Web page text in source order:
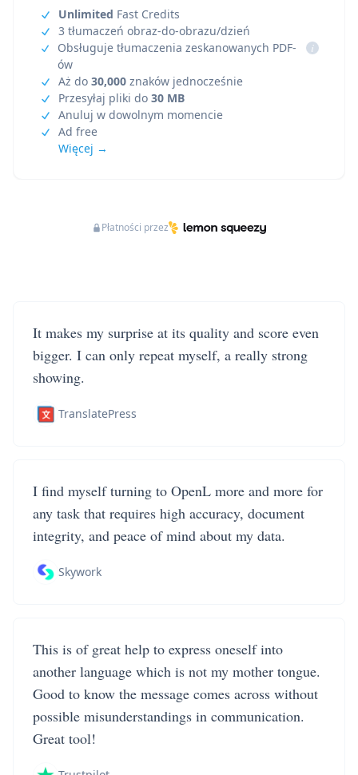
Unlimited Fast Credits
3 tłumaczeń obraz-do-obrazu/dzień
Obsługuje tłumaczenia zeskanowanych PDF-
ów
i
Aż do 30,000 znaków jednocześnie
Przesyłaj pliki do 30 MB
Anuluj w dowolnym momencie
Ad free
Więcej →
Płatności przez
It makes my surprise at its quality and score even
bigger. I can only repeat myself, a really strong
showing.
TranslatePress
I find myself turning to OpenL more and more for
any task that requires high accuracy, document
integrity, and peace of mind about my data.
Skywork
This is of great help to express oneself into
another language which is not my mother tongue.
Good to know the message comes across without
possible misunderstandings in communication.
Great tool!